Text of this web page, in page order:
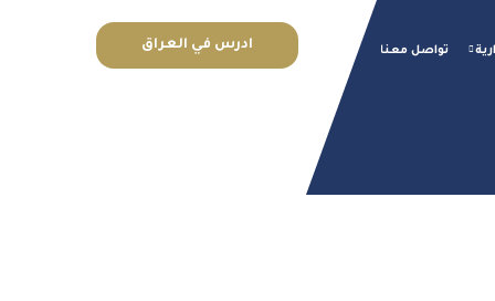
تواصل معنا ادرس في العراق